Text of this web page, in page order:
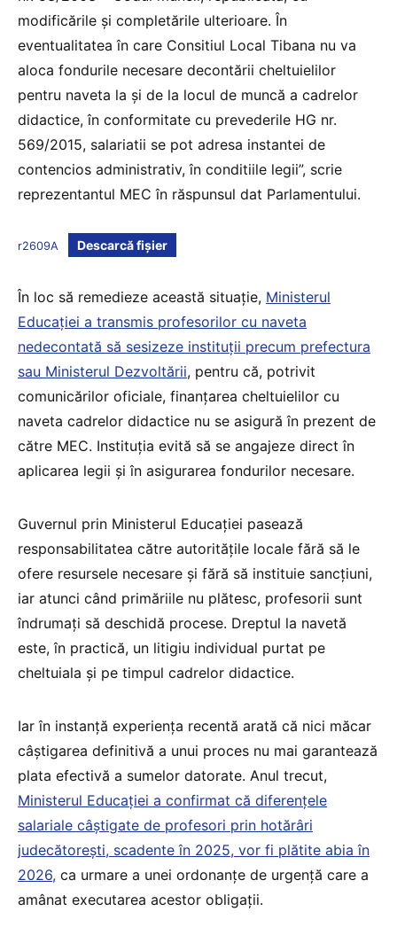
modificările și completările ulterioare. În
eventualitatea în care Consitiul Local Tibana nu va
aloca fondurile necesare decontării cheltuielilor
pentru naveta la și de la locul de muncă a cadrelor
didactice, în conformitate cu prevederile HG nr.
569/2015, salariatii se pot adresa instantei de
contencios administrativ, în conditiile legii”, scrie
reprezentantul MEC în răspunsul dat Parlamentului.
r2609A Descarcă fișier
În loc să remedieze această situație, Ministerul
Educației a transmis profesorilor cu naveta
nedecontată să sesizeze instituții precum prefectura
sau Ministerul Dezvoltării, pentru că, potrivit
comunicărilor oficiale, finanțarea cheltuielilor cu
naveta cadrelor didactice nu se asigură în prezent de
către MEC. Instituția evită să se angajeze direct în
aplicarea legii și în asigurarea fondurilor necesare.
Guvernul prin Ministerul Educației pasează
responsabilitatea către autoritățile locale fără să le
ofere resursele necesare și fără să instituie sancțiuni,
iar atunci când primăriile nu plătesc, profesorii sunt
îndrumați să deschidă procese. Dreptul la navetă
este, în practică, un litigiu individual purtat pe
cheltuiala și pe timpul cadrelor didactice.
Iar în instanță experiența recentă arată că nici măcar
câștigarea definitivă a unui proces nu mai garantează
plata efectivă a sumelor datorate. Anul trecut,
Ministerul Educației a confirmat că diferențele
salariale câștigate de profesori prin hotărâri
judecătorești, scadente în 2025, vor fi plătite abia în
2026, ca urmare a unei ordonanțe de urgență care a
amânat executarea acestor obligații.